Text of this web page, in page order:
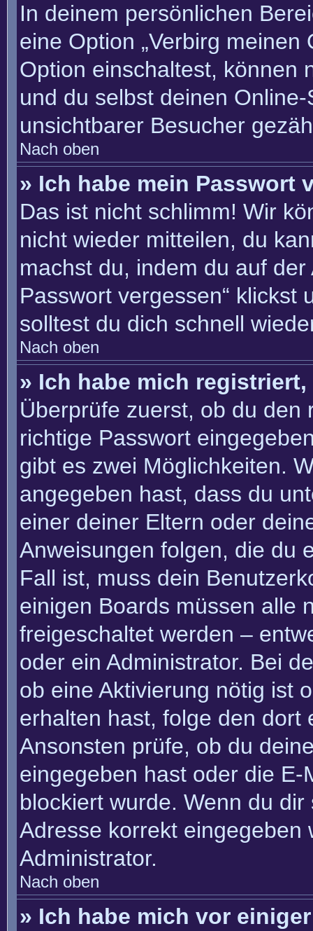
In deinem persönlichen
eine Option „Verbirg meinen
Option einschaltest, können
und du selbst deinen
unsichtbarer Besucher
Nach oben
» Ich habe mein Passwort
Das ist nicht schlimm! Wir
nicht wieder mitteilen, du
machst du, indem du auf
Passwort vergessen“ klickst
solltest du dich schnell
Nach oben
» Ich habe mich
Überprüfe zuerst, ob du den
richtige Passwort
gibt es zwei Möglichkeiten.
angegeben hast, dass du
einer deiner Eltern oder
Anweisungen folgen, die du
Fall ist, muss dein
einigen Boards müssen alle
freigeschaltet werden –
oder ein Administrator. Bei
ob eine Aktivierung nötig ist
erhalten hast, folge den dort
Ansonsten prüfe, ob du
eingegeben hast oder die
blockiert wurde. Wenn du
Adresse korrekt
Administrator.
Nach oben
» Ich habe mich vor